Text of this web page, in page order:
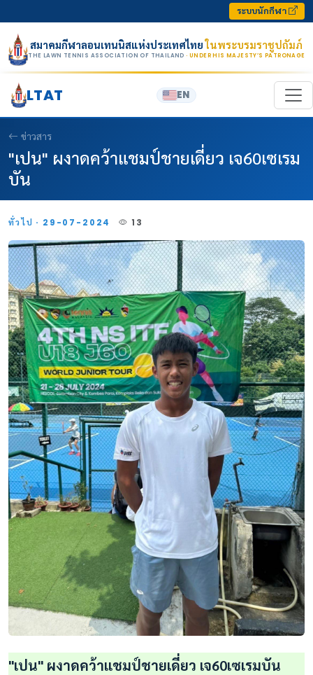
ระบบนักกีฬา
สมาคมกีฬาลอนเทนนิสแห่งประเทศไทยในพระบรมราชูปถัมภ์
THE LAWN TENNIS ASSOCIATION OF THAILAND · UNDER HIS MAJESTY’S PATRONAGE
LTAT EN
ข่าวสาร
"เปน" ผงาดคว้าแชมป์ชายเดี่ยว เจ60เซเรม
บัน
ทั่วไป · 29-07-2024 13
"เปน" ผงาดคว้าแชมป์ชายเดี่ยว เจ60เซเรมบัน